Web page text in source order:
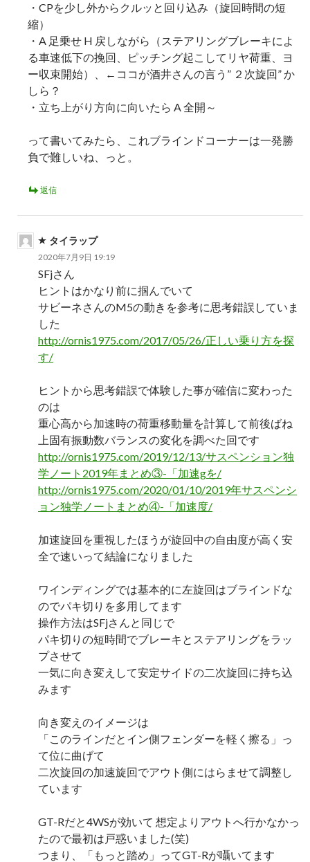
・CPを少し外からクルッと回り込み（旋回時間の短
縮）
・A 足乗せ H 戻しながら（ステアリングブレーキによ
る車速低下の挽回、ピッチング起こしてリヤ荷重、ヨ
ー収束開始）、←ココが酒井さんの言う” ２次旋回” か
しら？
・立ち上がり方向に向いたら A 全開～
って書いてみたら、これブラインドコーナーは一発勝
負で難しいね、っと。
返信
タイラップ
2020年7月9日 19:19
SFjさん
ヒントはかなり前に掴んでいて
サビーネさんのM5の動きを参考に思考錯誤していま
した
http://ornis1975.com/2017/05/26/正しい乗り方を探
す/
ヒントから思考錯誤で体験した事が確信に変わった
のは
重心高から加速時の荷重移動量を計算して前後ばね
上固有振動数バランスの変化を調べた回です
http://ornis1975.com/2019/12/13/サスペンション独
学ノート2019年まとめ③-「加速gを/
http://ornis1975.com/2020/01/10/2019年サスペンシ
ョン独学ノートまとめ④-「加速度/
加速旋回を重視したほうが旋回中の自由度が高く安
全で速いって結論になりました
ワインディングでは基本的に左旋回はブラインドな
のでパキ切りを多用してます
操作方法はSFjさんと同じで
パキ切りの短時間でブレーキとステアリングをラッ
プさせて
一気に向き変えして安定サイドの二次旋回に持ち込
みます
向き変えのイメージは
「このラインだとイン側フェンダーを軽く擦る」っ
て位に曲げて
二次旋回の加速旋回でアウト側にはらませて調整し
ています
GT-Rだと4WSが効いて 想定よりアウトへ行かなかっ
たので最初は戸惑いました(笑)
つまり、「もっと踏め」ってGT-Rが囁いてます